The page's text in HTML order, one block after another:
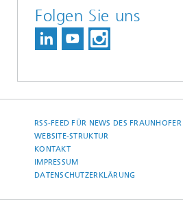
Folgen Sie uns
RSS-FEED FÜR NEWS DES
WEBSITE-STRUKTUR
KONTAKT
IMPRESSUM
DATENSCHUTZERKLÄRUNG